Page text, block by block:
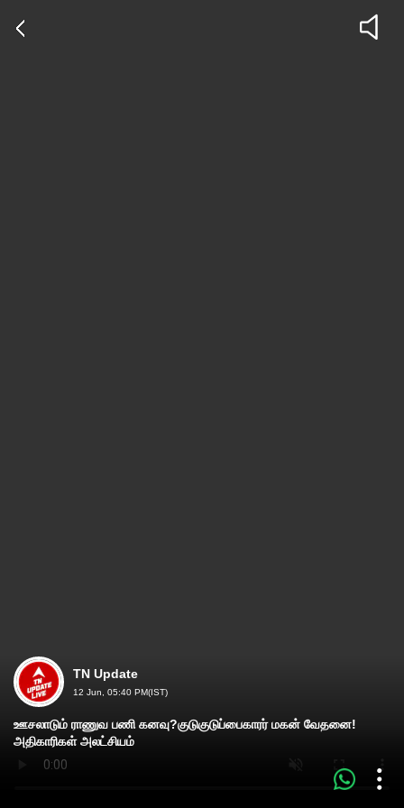
TN Update
12 Jun, 05:40 PM(IST)
ஊசலாடும் ராணுவ பணி கனவு?குடுகுடுப்பைகாரர் மகன் வேதனை!
அதிகாரிகள் அலட்சியம்